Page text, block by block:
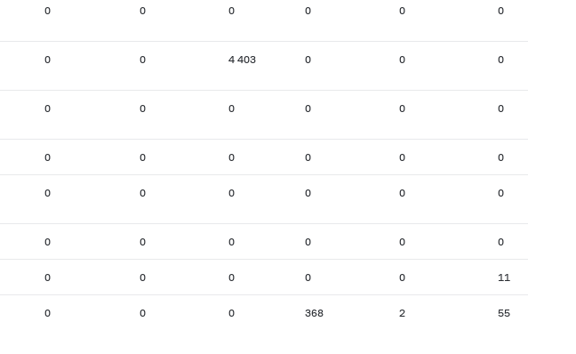
0 0 0 0 0 0
0 0 4 403 0 0 0
0 0 0 0 0 0
0 0 0 0 0 0
0 0 0 0 0 0
0 0 0 0 0 0
0 0 0 0 0 11
0 0 0 368 2 55